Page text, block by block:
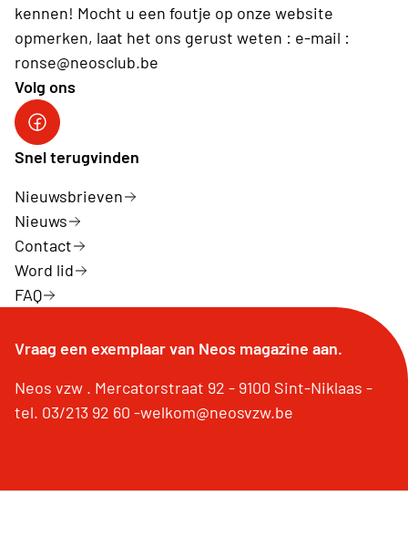
kennen! Mocht u een foutje op onze website
opmerken, laat het ons gerust weten : e-mail :
ronse@neosclub.be
Volg ons
fb
Snel terugvinden
Nieuwsbrieven
Nieuws
Contact
Word lid
FAQ
Vraag een exemplaar van Neos magazine aan.
Neos vzw . Mercatorstraat 92 - 9100 Sint-Niklaas -
tel. 03/213 92 60 -welkom@neosvzw.be